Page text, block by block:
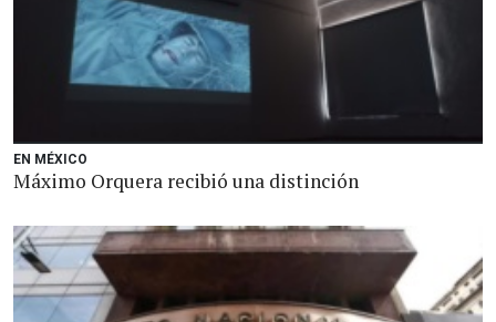
EN MÉXICO
Máximo Orquera recibió una distinción